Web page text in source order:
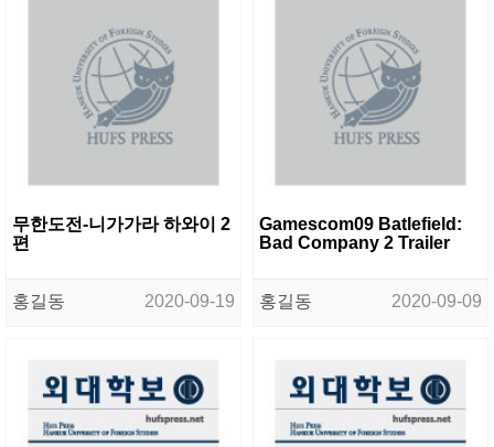
무한도전-니가가라 하와이 2
편
홍길동 2020-09-19
Gamescom09 Batlefield:
Bad Company 2 Trailer
홍길동 2020-09-09